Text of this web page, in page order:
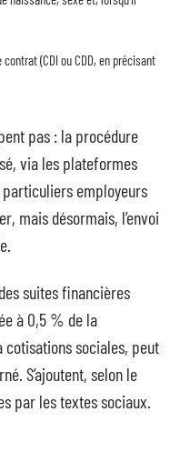
(CDI ou CDD, en précisant
pas : la procédure
via les plateformes
employeurs
mais désormais, l’envoi
suites financières
à 0,5 % de la
cotisations sociales, peut
S’ajoutent, selon le
par les textes sociaux.